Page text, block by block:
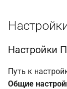
Webim
Настройки
Путь к
Общие